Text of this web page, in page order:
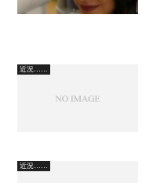
近況……
近況……